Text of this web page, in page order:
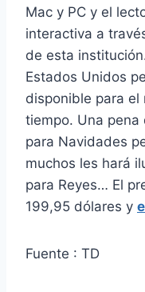
Mac y PC y el
interactiva a
de esta
Estados Unidos
disponible para
tiempo. Una pena
para Navidades
muchos les hará
para Reyes… El
199,95 dólares y
Fuente : TD